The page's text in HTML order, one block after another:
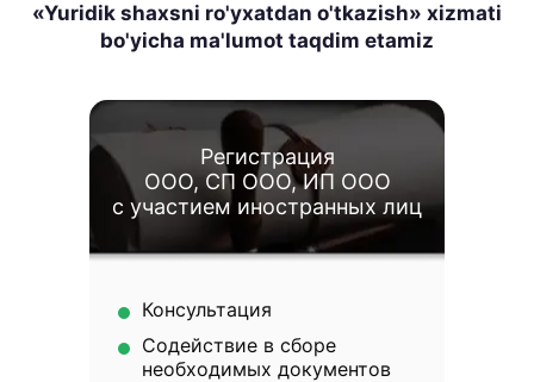
«Yuridik shaxsni ro'yxatdan o'tkazish» xizmati
bo'yicha ma'lumot taqdim etamiz
Регистрация
ООО, СП ООО, ИП ООО
с участием иностранных лиц
Консультация
Содействие в сборе
необходимых документов